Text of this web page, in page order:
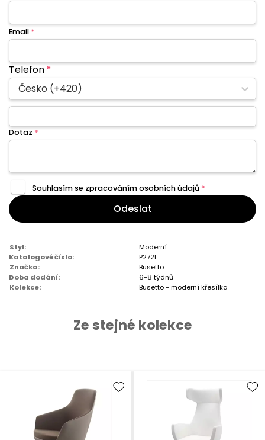
Email *
Telefon*
Česko (+420)
Dotaz *
Souhlasím se zpracovánímosobních údajů *
Odeslat
Styl:
Moderní
Katalogové číslo:
P272L
Značka:
Busetto
Doba dodání:
6-8 týdnů
Kolekce:
Busetto - moderní křesílka
Ze stejné kolekce